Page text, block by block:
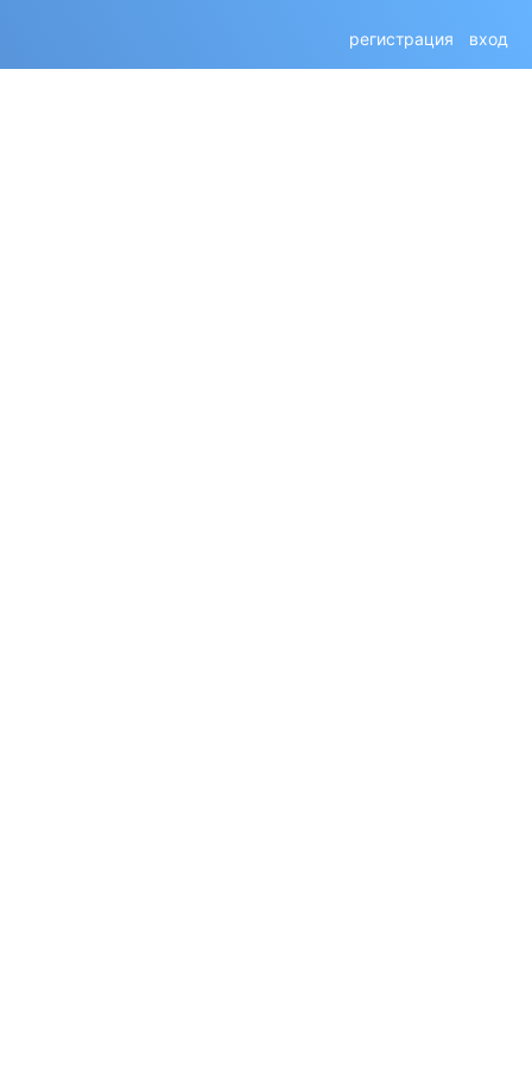
регистрация вход